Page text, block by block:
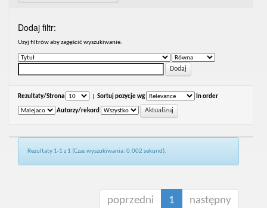
Dodaj filtr:
Uzyj filtrów aby zagęścić wyszukiwanie.
Rezultaty/Strona Sortuj pozycje wg In order
Autorzy/rekord
Rezultaty 1-1 z 1 (Czas wyszukiwania: 0.002 sekund).
poprzedni 1 następny